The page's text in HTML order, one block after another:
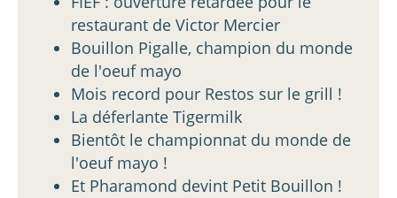
restaurant de Victor Mercier
Bouillon Pigalle, champion du monde
de l'oeuf mayo
Mois record pour Restos sur le grill !
La déferlante Tigermilk
Bientôt le championnat du monde de
l'oeuf mayo !
Et Pharamond devint Petit Bouillon !